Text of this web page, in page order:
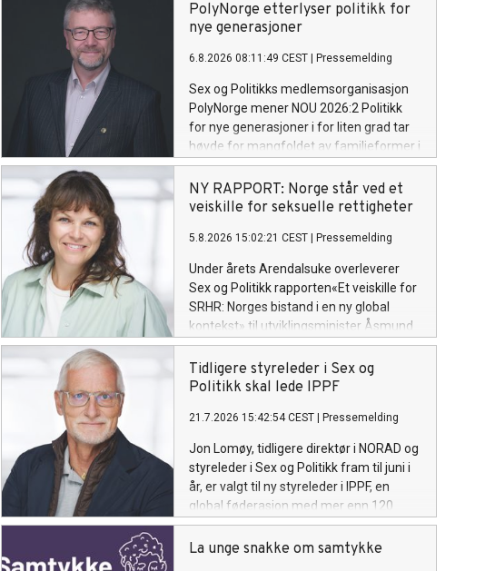
PolyNorge etterlyser politikk for
nye generasjoner
6.8.2026 08:11:49 CEST Pressemelding
Sex og Politikks medlemsorganisasjon
PolyNorge mener NOU 2026:2 Politikk
for nye generasjoner i for liten grad tar
høyde for mangfoldet av familieformer i
dagens Norge.
NY RAPPORT: Norge står ved et
veiskille for seksuelle rettigheter
5.8.2026 15:02:21 CEST Pressemelding
Under årets Arendalsuke overleverer
Sex og Politikk rapporten«Et veiskille for
SRHR: Norges bistand i en ny global
kontekst» til utviklingsminister Åsmund
Aukrust.
Tidligere styreleder i Sex og
Politikk skal lede IPPF
21.7.2026 15:42:54 CEST Pressemelding
Jon Lomøy, tidligere direktør i NORAD og
styreleder i Sex og Politikk fram til juni i
år, er valgt til ny styreleder i IPPF, en
global føderasjon med mer enn 120
medlemsorganisasjoner som arbeider
for seksuell og reproduktiv helse og
La unge snakke om samtykke